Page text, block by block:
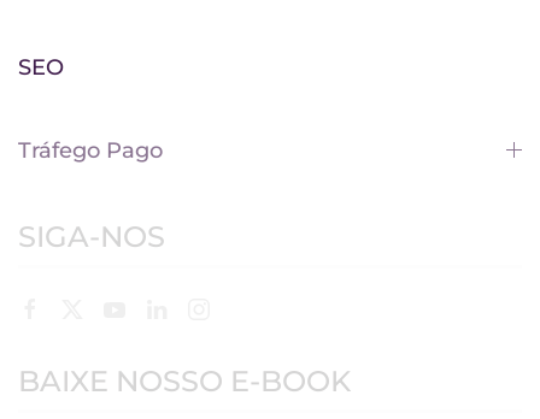
SEO
Tráfego Pago
SIGA-NOS
BAIXE NOSSO E-BOOK